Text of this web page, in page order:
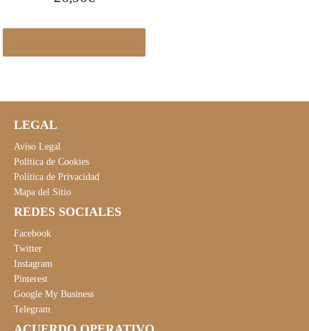
LEGAL
Aviso Legal
Política de Cookies
Política de Privacidad
Mapa del Sitio
REDES SOCIALES
Facebook
Twitter
Instagram
Pinterest
Google My Business
Telegram